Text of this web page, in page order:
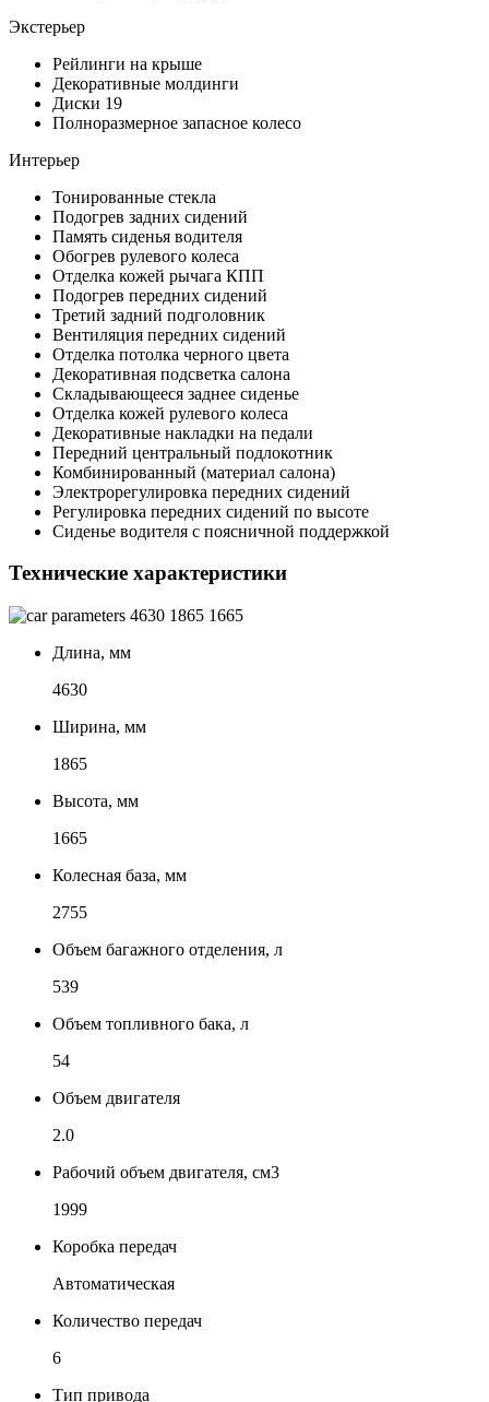
Экстерьер
Рейлинги на крыше
Декоративные молдинги
Диски 19
Полноразмерное запасное колесо
Интерьер
Тонированные стекла
Подогрев задних сидений
Память сиденья водителя
Обогрев рулевого колеса
Отделка кожей рычага КПП
Подогрев передних сидений
Третий задний подголовник
Вентиляция передних сидений
Отделка потолка черного цвета
Декоративная подсветка салона
Складывающееся заднее сиденье
Отделка кожей рулевого колеса
Декоративные накладки на педали
Передний центральный подлокотник
Комбинированный (материал салона)
Электрорегулировка передних сидений
Регулировка передних сидений по высоте
Сиденье водителя с поясничной поддержкой
Технические характеристики
4630 1865 1665
Длина, мм
4630
Ширина, мм
1865
Высота, мм
1665
Колесная база, мм
2755
Объем багажного отделения, л
539
Объем топливного бака, л
54
Объем двигателя
2.0
Рабочий объем двигателя, см3
1999
Коробка передач
Автоматическая
Количество передач
6
Тип привода